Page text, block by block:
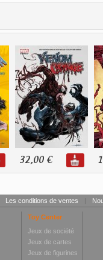
32,00 €
Les conditions de ventes |
Toy Center
Jeux de société
Jeux de cartes
Jeux de figurines